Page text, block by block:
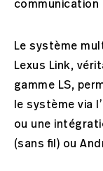
Le système
Lexus Link,
gamme LS,
le système via
ou une
(sans fil) ou